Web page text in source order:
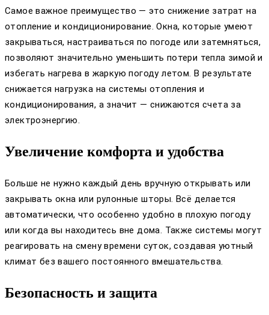
Самое важное преимущество — это снижение затрат на
отопление и кондиционирование. Окна, которые умеют
закрываться, настраиваться по погоде или затемняться,
позволяют значительно уменьшить потери тепла зимой и
избегать нагрева в жаркую погоду летом. В результате
снижается нагрузка на системы отопления и
кондиционирования, а значит — снижаются счета за
электроэнергию.
Увеличение комфорта и удобства
Больше не нужно каждый день вручную открывать или
закрывать окна или рулонные шторы. Всё делается
автоматически, что особенно удобно в плохую погоду
или когда вы находитесь вне дома. Также системы могут
реагировать на смену времени суток, создавая уютный
климат без вашего постоянного вмешательства.
Безопасность и защита